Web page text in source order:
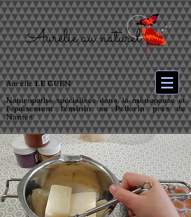
Aurélie LE GUEN
Naturopathe spécialisée dans la ménopause et
l’épuisement féminin au Pellerin près de
Nantes